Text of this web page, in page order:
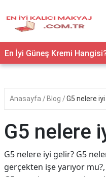
En İyi Güneş Kremi
Anasayfa Blog G5 nelere
G5 nelere
G5 nelere iyi gelir? G5
gerçekten işe yarıyor